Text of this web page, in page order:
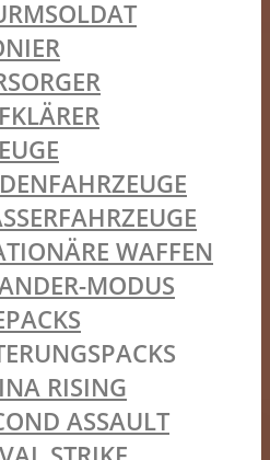
WAFFEN
MODUS
RISING
ASSAULT